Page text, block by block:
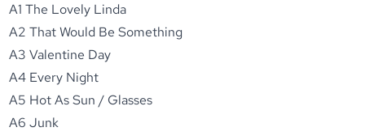
A1 The Lovely Linda
A2 That Would Be Something
A3 Valentine Day
A4 Every Night
A5 Hot As Sun / Glasses
A6 Junk